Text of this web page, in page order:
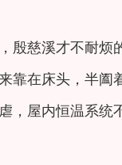
殷慈溪才不耐
靠在床头，半
，屋内恒温系